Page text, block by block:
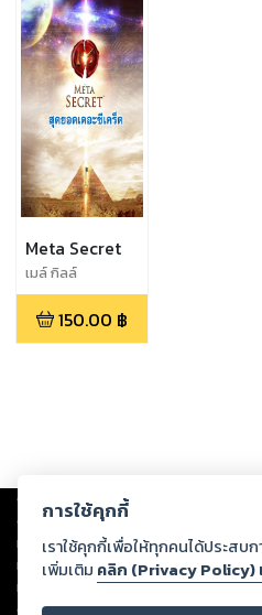
Meta Secret
เมล์ กิลล์
150.00 ฿
Copyright © 2026
ต่อผลงานหรือเนื้อหาใดที่อัปโหลดผ่านเว็บไ
ทรัพย์สินทางปัญญาของบุคคลอื่นหรือขัดต่
ทุกท่านโปรดใช้วิจารณญาณในการกลั่นกร
หนึ่งส่วนใดขัดต่อกฎหมายและศีลธรรม กรุ
ดำเนินการในทันที ทั้งนี้ ทางสตอรี่ล็อกข
การใช้คุกกี้
เราใช้คุกกี้เพื่อให้ทุกคนได้ประสบ
เพิ่มเติม คลิก (Privacy Policy)